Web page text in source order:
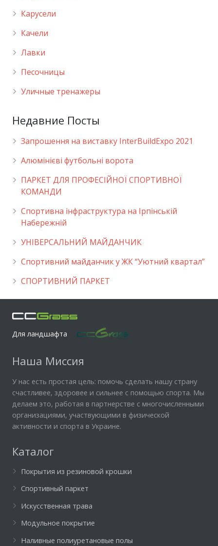
Карусели
Качели
Лавки
Песочницы
Уличные тренажеры
Недавние Посты
Запрошення на виставку InterBuildExpo 2021
Алюмінієві футбольні ворота
ПАРКЕТ ДЛЯ ПРОФЕСІЙНОЇ СПОРТИВНОЇ
КОМАНДИ
Спортивна інфраструктура на Ірпінській
Набережній
УНІВЕРСАЛЬНИЙ МАЙДАНЧИК
Cпортивний майданчик у ЖК “Уютний квартал”
СПОРТИВНИЙ ПАРКЕТ
Для ландшафта
Наша Миссия
У нас есть простая цель: помочь сделать нашу страну
счастливее, здоровее и сильнее с помощью спорта. Мы
делаем это, работая в партнерстве с многочисленными
организациями, участвующими в физической
активности и спорта в Украине.
Каталог
Покрытия из резиновой крошки
Спортивный паркет
Искусственная трава
Модульное покрытие
Наливные полиуретановые полы